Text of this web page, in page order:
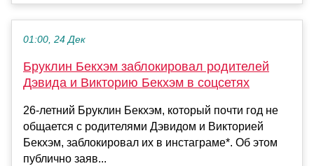
01:00, 24 Дек
Бруклин Бекхэм заблокировал родителей
Дэвида и Викторию Бекхэм в соцсетях
26-летний Бруклин Бекхэм, который почти год не
общается с родителями Дэвидом и Викторией
Бекхэм, заблокировал их в инстаграме*. Об этом
публично заяв...